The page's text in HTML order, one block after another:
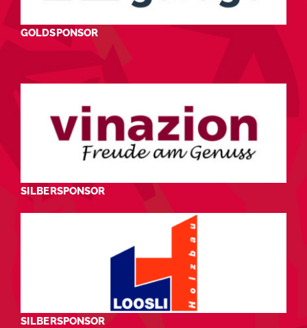
GOLDSPONSOR
SILBERSPONSOR
SILBERSPONSOR